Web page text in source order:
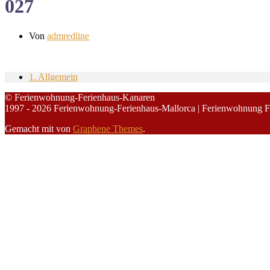
027
Von admredline
1. Allgemein
© Ferienwohnung-Ferienhaus-Kanaren
1997 - 2026 Ferienwohnung-Ferienhaus-Mallorca | Ferienwohnung
Gemacht mit von Graphene Themes.